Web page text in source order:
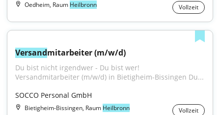
Oedheim, Raum Heilbronn Vollzeit
Versandmitarbeiter (m/w/d)
Du bist nicht irgendwer - Du bist wer!
Versandmitarbeiter (m/w/d) in Bietigheim-Bissingen Du...
SOCCO Personal GmbH
Bietigheim-Bissingen, Raum Heilbronn Vollzeit